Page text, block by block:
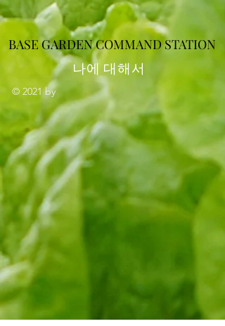
BASE GARDEN COMMAND STATION
나에 대해서
© 2021 by